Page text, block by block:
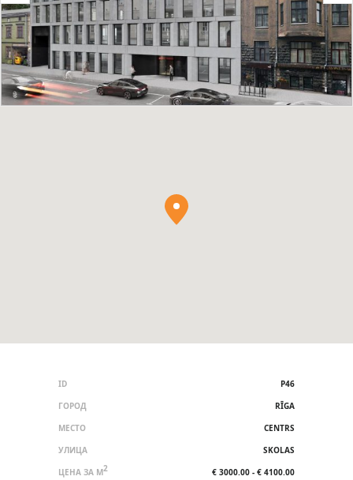
ВИД НА ЖИТЕЛЬСТВО
КОНТАКТЫ
ID
P46
ГОРОД
RĪGA
МЕСТО
CENTRS
УЛИЦА
SKOLAS
ЦЕНА ЗА M2 € 3000.00 - € 4100.00